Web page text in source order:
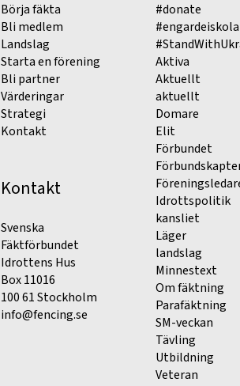
Börja fäkta
Bli medlem
Landslag
Starta en förening
Bli partner
Värderingar
Strategi
Kontakt
Kontakt
Svenska
Fäktförbundet
Idrottens Hus
Box 11016
100 61 Stockholm
info@fencing.se
#donate
Aktiva
Aktuellt
aktuellt
Domare
Elit
Förbundet
Idrottspolitik
kansliet
Läger
landslag
Minnestext
Om fäktning
Parafäktning
SM-veckan
Tävling
Utbildning
Veteran